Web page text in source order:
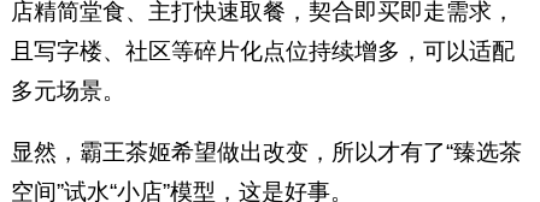
店精简堂食、主打快速取餐，契合即买即走需求，
且写字楼、社区等碎片化点位持续增多，可以适配
多元场景。
显然，霸王茶姬希望做出改变，所以才有了“臻选茶
空间”试水“小店”模型，这是好事。